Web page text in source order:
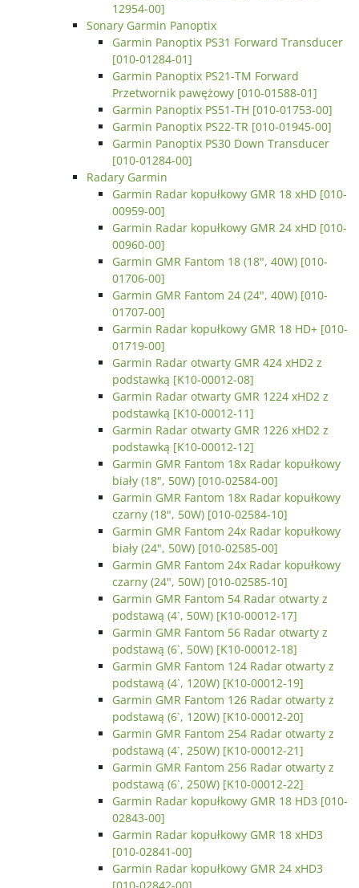
12954-00]
Sonary Garmin Panoptix
Garmin Panoptix PS31 Forward Transducer
[010-01284-01]
Garmin Panoptix PS21-TM Forward
Przetwornik pawężowy [010-01588-01]
Garmin Panoptix PS51-TH [010-01753-00]
Garmin Panoptix PS22-TR [010-01945-00]
Garmin Panoptix PS30 Down Transducer
[010-01284-00]
Radary Garmin
Garmin Radar kopułkowy GMR 18 xHD [010-
00959-00]
Garmin Radar kopułkowy GMR 24 xHD [010-
00960-00]
Garmin GMR Fantom 18 (18", 40W) [010-
01706-00]
Garmin GMR Fantom 24 (24", 40W) [010-
01707-00]
Garmin Radar kopułkowy GMR 18 HD+ [010-
01719-00]
Garmin Radar otwarty GMR 424 xHD2 z
podstawką [K10-00012-08]
Garmin Radar otwarty GMR 1224 xHD2 z
podstawką [K10-00012-11]
Garmin Radar otwarty GMR 1226 xHD2 z
podstawką [K10-00012-12]
Garmin GMR Fantom 18x Radar kopułkowy
biały (18", 50W) [010-02584-00]
Garmin GMR Fantom 18x Radar kopułkowy
czarny (18", 50W) [010-02584-10]
Garmin GMR Fantom 24x Radar kopułkowy
biały (24", 50W) [010-02585-00]
Garmin GMR Fantom 24x Radar kopułkowy
czarny (24", 50W) [010-02585-10]
Garmin GMR Fantom 54 Radar otwarty z
podstawą (4`, 50W) [K10-00012-17]
Garmin GMR Fantom 56 Radar otwarty z
podstawą (6`, 50W) [K10-00012-18]
Garmin GMR Fantom 124 Radar otwarty z
podstawą (4`, 120W) [K10-00012-19]
Garmin GMR Fantom 126 Radar otwarty z
podstawą (6`, 120W) [K10-00012-20]
Garmin GMR Fantom 254 Radar otwarty z
podstawą (4`, 250W) [K10-00012-21]
Garmin GMR Fantom 256 Radar otwarty z
podstawą (6`, 250W) [K10-00012-22]
Garmin Radar kopułkowy GMR 18 HD3 [010-
02843-00]
Garmin Radar kopułkowy GMR 18 xHD3
[010-02841-00]
Garmin Radar kopułkowy GMR 24 xHD3